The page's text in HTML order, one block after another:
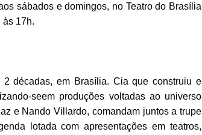
sábados e domingos, no Teatro do Brasília
às 17h.
décadas, em Brasília. Cia que construiu e
seem produções voltadas ao universo
e Nando Villardo, comandam juntos a trupe
lotada com apresentações em teatros,